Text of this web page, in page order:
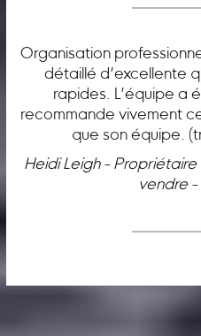
Organisation
détaillé d’excellente
rapides. L’équipe a
recommande vivement
que son équipe.
Heidi Leigh -
vendre -